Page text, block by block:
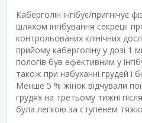
Каберголін інгібує/пригнічує
шляхом інгібування секреції
контрольованих клінічних
прийому каберголіну у дозі 1
пологів був ефективним у
також при набуханні грудей і
Менше 5 % жінок відчували
грудях на третьому тижні
була легкою за ступенем